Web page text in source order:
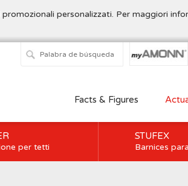
personalizzati. Per maggiori
Facts & Figures
per tetti
STUFEX
Barnices